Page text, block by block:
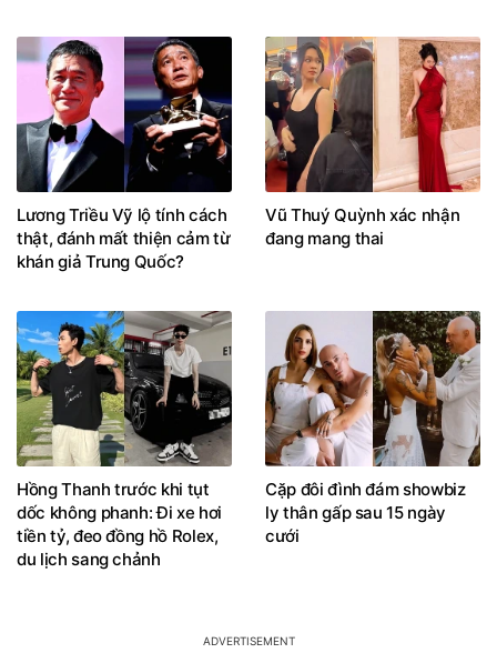
Lương Triều Vỹ lộ tính cách
thật, đánh mất thiện cảm từ
khán giả Trung Quốc?
Vũ Thuý Quỳnh xác nhận
đang mang thai
Hồng Thanh trước khi tụt
dốc không phanh: Đi xe hơi
tiền tỷ, đeo đồng hồ Rolex,
du lịch sang chảnh
Cặp đôi đình đám showbiz
ly thân gấp sau 15 ngày
cưới